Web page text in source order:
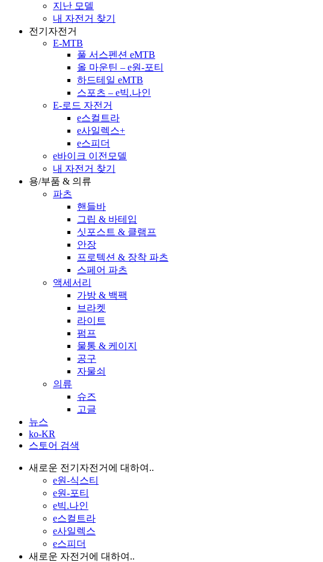
지난 모델
내 자전거 찾기
전기자전거
E-MTB
풀 서스펜션 eMTB
올 마운틴 – e원-포티
하드테일 eMTB
스포츠 – e빅.나인
E-로드 자전거
e스컬트라
e사일렉스+
e스피더
e바이크 이전모델
내 자전거 찾기
용/부품 & 의류
파츠
핸들바
그립 & 바테입
싯포스트 & 클램프
안장
프로텍션 & 장착 파츠
스페어 파츠
액세서리
가방 & 백팩
브라켓
라이트
펌프
물통 & 케이지
공구
자물쇠
의류
슈즈
고글
뉴스
ko-KR
스토어 검색
새로운 전기자전거에 대하여..
e원-식스티
e원-포티
e빅.나인
e스컬트라
e사일렉스
e스피더
새로운 자전거에 대하여..